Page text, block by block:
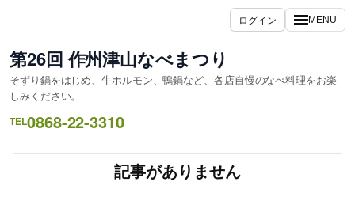
を
ス
キ
ッ
プ
ログイン MENU
第26回 作州津山なべまつり
そずり鍋をはじめ、牛ホルモン、鴨鍋など、各店自慢のなべ料理をお楽
しみください。
TEL0868-22-3310
記事がありません